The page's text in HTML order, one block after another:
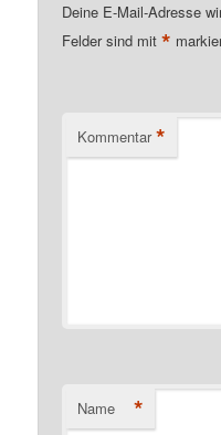
Deine E-Mail-Adresse
Felder sind mit*
Kommentar *
Name *